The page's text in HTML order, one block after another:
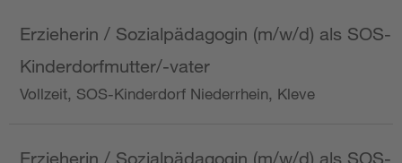
Erzieherin / Sozialpädagogin (m/w/d) als SOS-
Kinderdorfmutter/-vater
Vollzeit, SOS-Kinderdorf Niederrhein, Kleve
Erzieherin / Sozialpädagogin (m/w/d) als SOS-